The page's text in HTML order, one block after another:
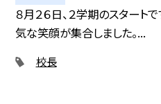
８月２６日、２学期のスタート
気な笑顔が集合しました。...
校長